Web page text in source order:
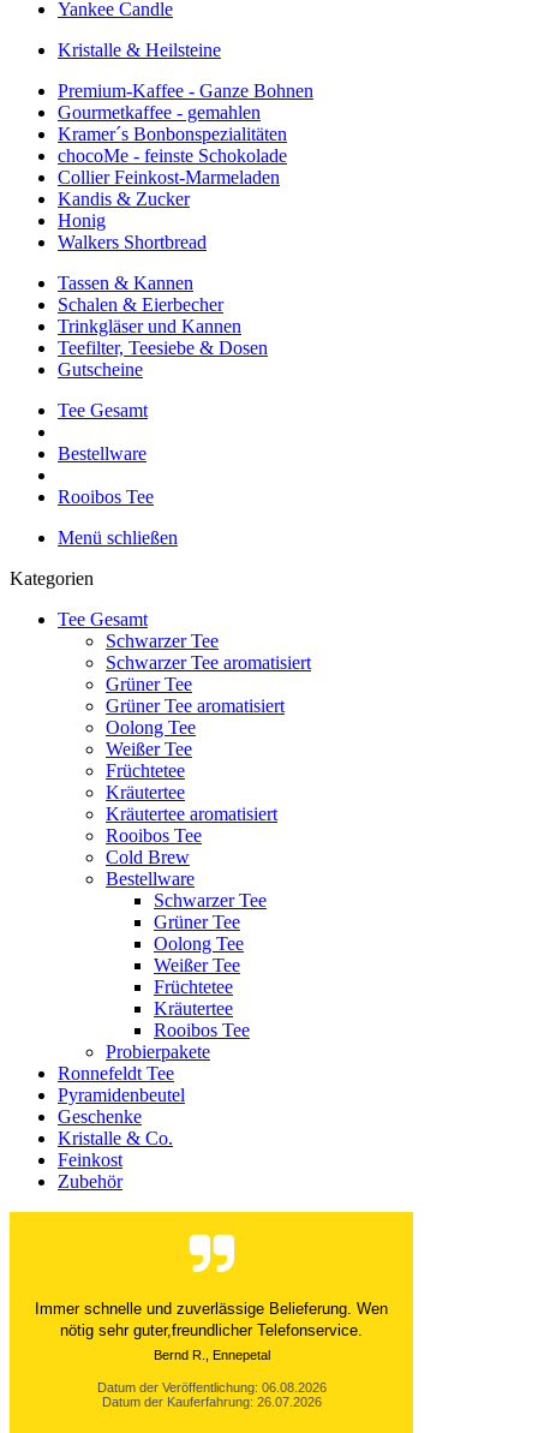
Yankee Candle
Kristalle & Heilsteine
Premium-Kaffee - Ganze Bohnen
Gourmetkaffee - gemahlen
Kramer´s Bonbonspezialitäten
chocoMe - feinste Schokolade
Collier Feinkost-Marmeladen
Kandis & Zucker
Honig
Walkers Shortbread
Tassen & Kannen
Schalen & Eierbecher
Trinkgläser und Kannen
Teefilter, Teesiebe & Dosen
Gutscheine
Tee Gesamt
Bestellware
Rooibos Tee
Menü schließen
Kategorien
Tee Gesamt
Schwarzer Tee
Schwarzer Tee aromatisiert
Grüner Tee
Grüner Tee aromatisiert
Oolong Tee
Weißer Tee
Früchtetee
Kräutertee
Kräutertee aromatisiert
Rooibos Tee
Cold Brew
Bestellware
Schwarzer Tee
Grüner Tee
Oolong Tee
Weißer Tee
Früchtetee
Kräutertee
Rooibos Tee
Probierpakete
Ronnefeldt Tee
Pyramidenbeutel
Geschenke
Kristalle & Co.
Feinkost
Zubehör
Der Versand ist immer innerhalb von 24 Stunden
abgewickelt. Grossartig. Ich liebe die 1kg
Alubeutel.
Datum der Veröffentlichung: 06.08.2026
Datum der Kauferfahrung: 27.07.2026